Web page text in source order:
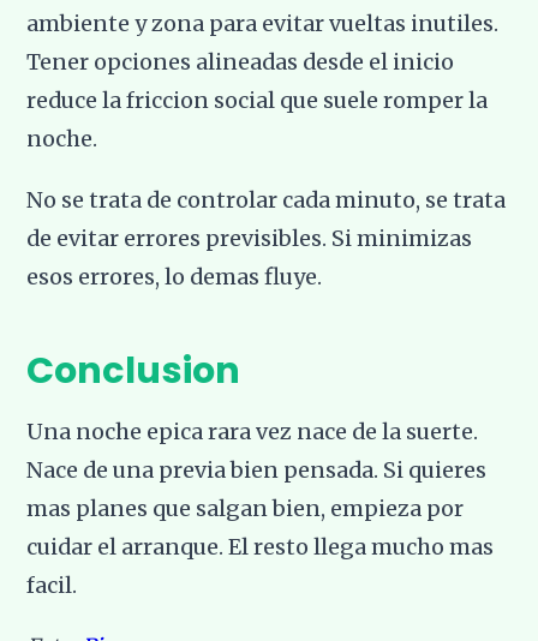
ambiente y zona para evitar vueltas inutiles.
Tener opciones alineadas desde el inicio
reduce la friccion social que suele romper la
noche.
No se trata de controlar cada minuto, se trata
de evitar errores previsibles. Si minimizas
esos errores, lo demas fluye.
Conclusion
Una noche epica rara vez nace de la suerte.
Nace de una previa bien pensada. Si quieres
mas planes que salgan bien, empieza por
cuidar el arranque. El resto llega mucho mas
facil.